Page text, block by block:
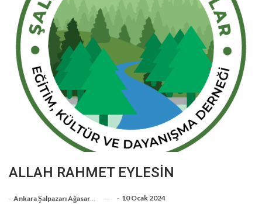
ALLAH RAHMET EYLESİN
- Ankara Şalpazarı Ağasarlılar Eğitim Kültür Ve Dayanışma Derneği - 10 Ocak 2024